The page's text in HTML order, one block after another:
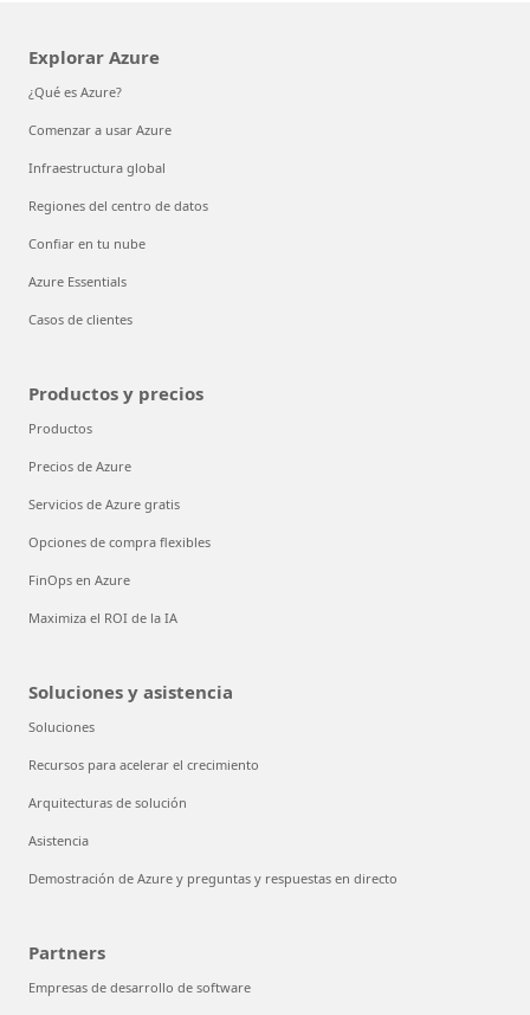
Explorar Azure
¿Qué es Azure?
Comenzar a usar Azure
Infraestructura global
Regiones del centro de datos
Confiar en tu nube
Azure Essentials
Casos de clientes
Productos y precios
Productos
Precios de Azure
Servicios de Azure gratis
Opciones de compra flexibles
FinOps en Azure
Maximiza el ROI de la IA
Soluciones y asistencia
Soluciones
Recursos para acelerar el crecimiento
Arquitecturas de solución
Asistencia
Demostración de Azure y preguntas y respuestas en directo
Partners
Empresas de desarrollo de software